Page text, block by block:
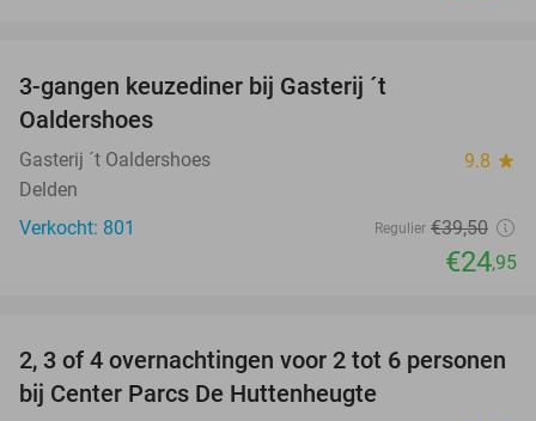
3-gangen keuzediner bij Gasterij ´t
Oaldershoes
Gasterij ´t Oaldershoes 9.8 star
Delden
Verkocht: 801
Regulier €39,50
€24,95
15%
2, 3 of 4 overnachtingen voor 2 tot 6 personen
bij Center Parcs De Huttenheugte